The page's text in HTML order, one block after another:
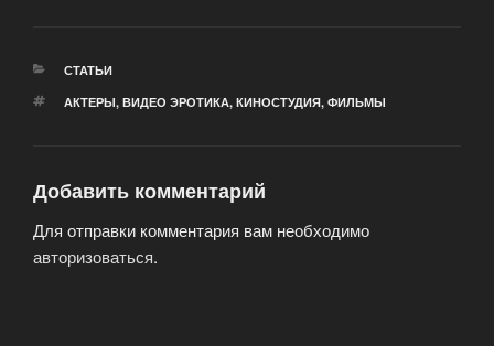
РУБРИКИ
СТАТЬИ
МЕТКИ
АКТЕРЫ, ВИДЕО ЭРОТИКА, КИНОСТУДИЯ, ФИЛЬМЫ
Добавить комментарий
Для отправки комментария вам необходимо
авторизоваться.